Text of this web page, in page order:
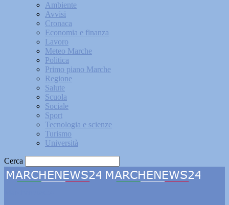
Ambiente
Avvisi
Cronaca
Economia e finanza
Lavoro
Meteo Marche
Politica
Primo piano Marche
Regione
Salute
Scuola
Sociale
Sport
Tecnologia e scienze
Turismo
Università
Cerca